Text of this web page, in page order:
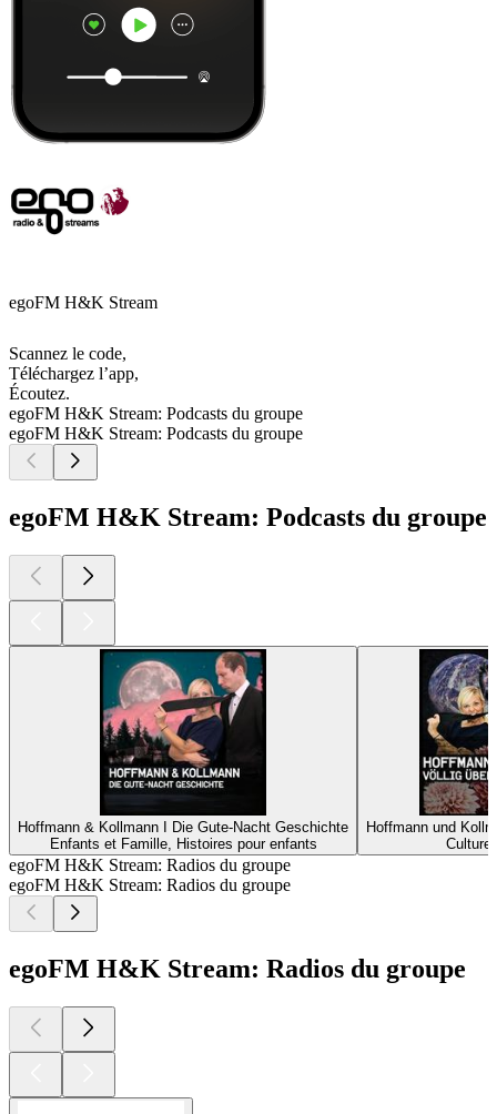
egoFM H&K Stream
Scannez le code,
Téléchargez l’app,
Écoutez.
egoFM H&K Stream: Podcasts du groupe
egoFM H&K Stream: Podcasts du groupe
egoFM H&K Stream: Podcasts du groupe
Hoffmann & Kollmann I Die Gute-Nacht Geschichte
Enfants et Famille, Histoires pour enfants
Hoffmann und
Culture
egoFM H&K Stream: Radios du groupe
egoFM H&K Stream: Radios du groupe
egoFM H&K Stream: Radios du groupe